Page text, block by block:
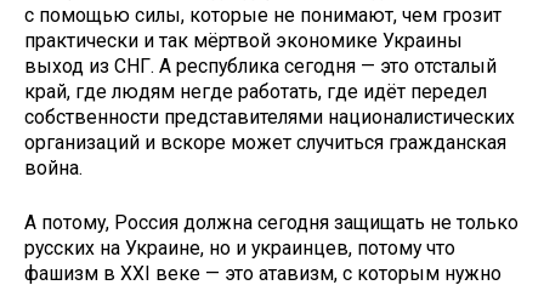
с помощью силы, которые не понимают, чем грозит
практически и так мёртвой экономике Украины
выход из СНГ. А республика сегодня — это отсталый
край, где людям негде работать, где идёт передел
собственности представителями националистических
организаций и вскоре может случиться гражданская
война.
А потому, Россия должна сегодня защищать не только
русских на Украине, но и украинцев, потому что
фашизм в XXI веке — это атавизм, с которым нужно